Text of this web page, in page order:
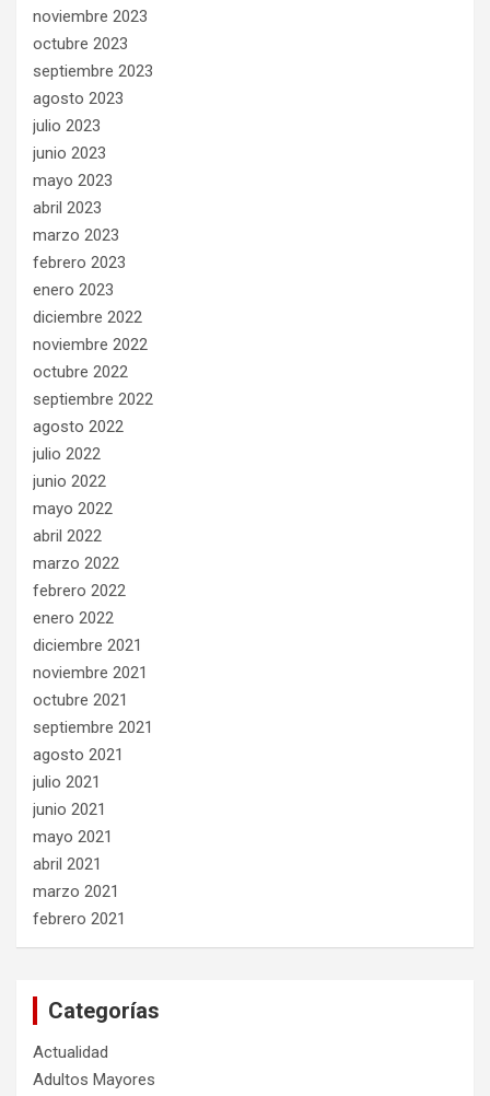
noviembre 2023
octubre 2023
septiembre 2023
agosto 2023
julio 2023
junio 2023
mayo 2023
abril 2023
marzo 2023
febrero 2023
enero 2023
diciembre 2022
noviembre 2022
octubre 2022
septiembre 2022
agosto 2022
julio 2022
junio 2022
mayo 2022
abril 2022
marzo 2022
febrero 2022
enero 2022
diciembre 2021
noviembre 2021
octubre 2021
septiembre 2021
agosto 2021
julio 2021
junio 2021
mayo 2021
abril 2021
marzo 2021
febrero 2021
Categorías
Actualidad
Adultos Mayores